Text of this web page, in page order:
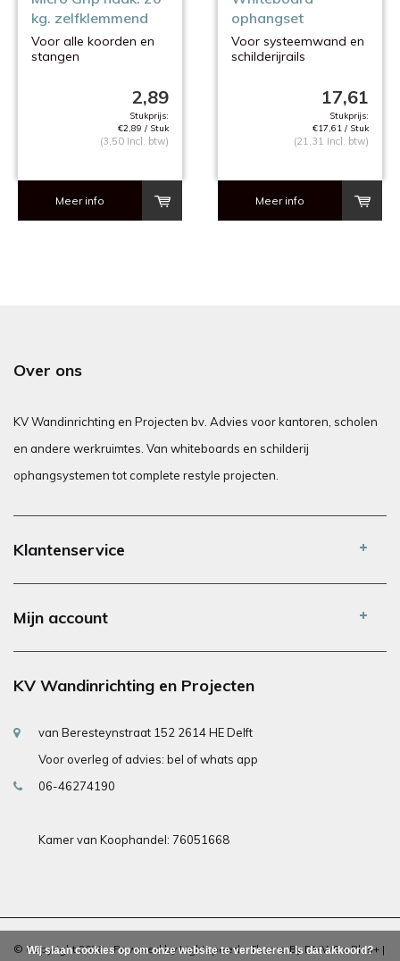
kg. zelfklemmend
Voor alle koorden en
stangen
2,89
Stukprijs:
€2,89 / Stuk
(3,50 Incl. btw)
Meer info
ophangset
Voor systeemwand en
schilderijrails
17,61
Stukprijs:
€17,61 / Stuk
(21,31 Incl. btw)
Meer info
Over ons
KV Wandinrichting en Projecten bv. Advies voor kantoren, scholen
en andere werkruimtes. Van whiteboards en schilderij
ophangsystemen tot complete restyle projecten.
Klantenservice
Mijn account
KV Wandinrichting en Projecten
van Beresteynstraat 152 2614 HE Delft
Voor overleg of advies: bel of whats app
06-46274190
Kamer van Koophandel: 76051668
© Copyright 2026 - Powered byLightspeed- Theme By DMWSxPlus+ |
Wij slaan cookies op om onze website te verbeteren. Is dat akkoord?